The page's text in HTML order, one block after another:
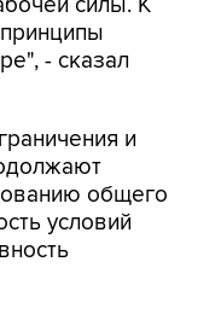
- сказал
и
общего
условий